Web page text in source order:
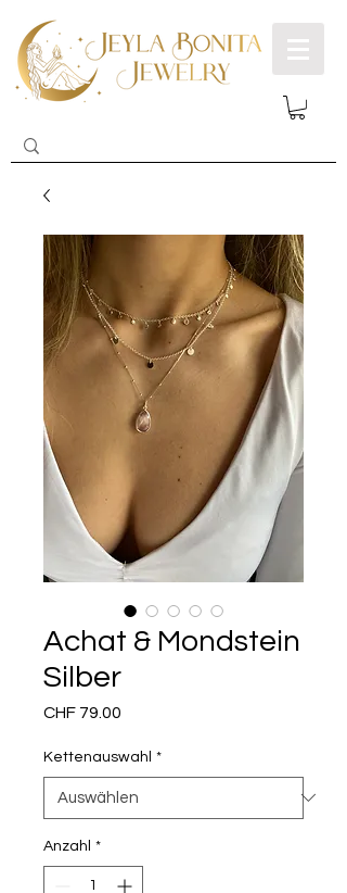
Achat & Mondstein
Silber
CHF 79.00
Kettenauswahl *
Anzahl *